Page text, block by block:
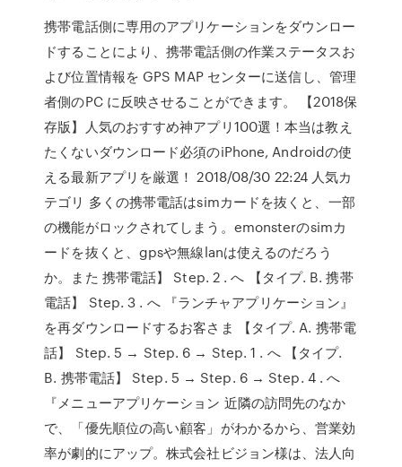
携帯電話側に専用のアプリケーションをダウンロー
ドすることにより、携帯電話側の作業ステータスお
よび位置情報を GPS MAP センターに送信し、管理
者側のPC に反映させることができます。 【2018保
存版】人気のおすすめ神アプリ100選！本当は教え
たくないダウンロード必須のiPhone, Androidの使
える最新アプリを厳選！ 2018/08/30 22:24 人気カ
テゴリ 多くの携帯電話はsimカードを抜くと、一部
の機能がロックされてしまう。emonsterのsimカ
ードを抜くと、gpsや無線lanは使えるのだろう
か。また 携帯電話】 Step. 2 . へ 【タイプ. B. 携帯
電話】 Step. 3 . へ 『ランチャアプリケーション』
を再ダウンロードするお客さま 【タイプ. A. 携帯電
話】 Step. 5 → Step. 6 → Step. 1 . へ 【タイプ.
B. 携帯電話】 Step. 5 → Step. 6 → Step. 4 . へ
『メニューアプリケーション 近隣の訪問先のなか
で、「優先順位の高い顧客」がわかるから、営業効
率が劇的にアップ。株式会社ビジョン様は、法人向